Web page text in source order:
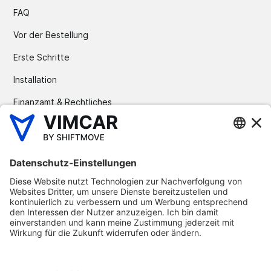
FAQ
Vor der Bestellung
Erste Schritte
Installation
Finanzamt & Rechtliches
Datenschutz & Sicherheit
Zurück zur Website